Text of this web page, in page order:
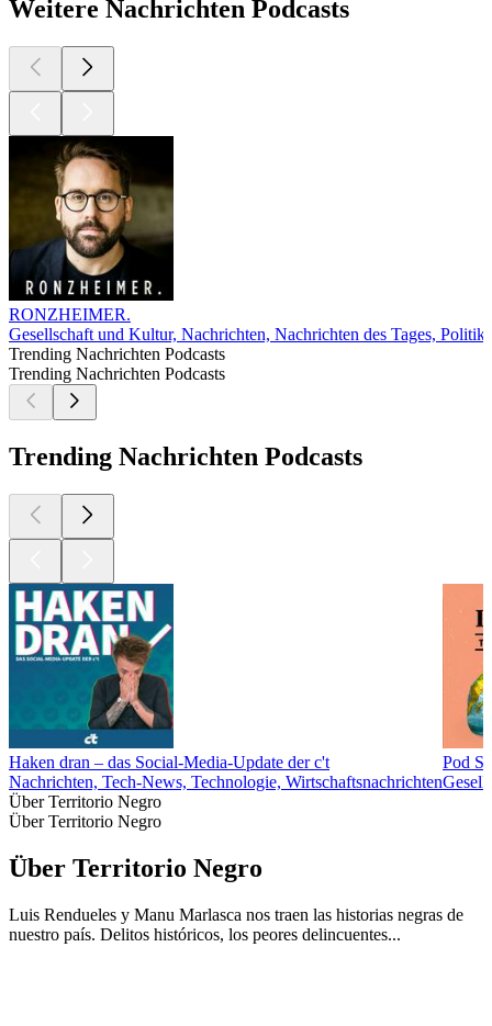
Weitere Nachrichten Podcasts
RONZHEIMER.
Gesellschaft und Kultur, Nachrichten, Nachrichten des Tages, Politik
Trending Nachrichten Podcasts
Trending Nachrichten Podcasts
Trending Nachrichten Podcasts
Haken dran – das Social-Media-Update der c't
Nachrichten, Tech-News, Technologie, Wirtschaftsnachrichten
Pod
Über Territorio Negro
Über Territorio Negro
Über Territorio Negro
Luis Rendueles y Manu Marlasca nos traen las historias negras de
nuestro país. Delitos históricos, los peores delincuentes...